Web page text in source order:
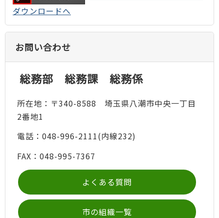
ダウンロードへ
お問い合わせ
総務部 総務課 総務係
所在地：〒340-8588 埼玉県八潮市中央一丁目
2番地1
電話：048-996-2111(内線232)
FAX：048-995-7367
よくある質問
市の組織一覧